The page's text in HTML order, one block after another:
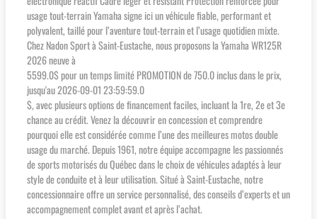
usage tout-terrain Yamaha signe ici un véhicule fiable, performant et
polyvalent, taillé pour l’aventure tout-terrain et l’usage quotidien mixte.
Chez Nadon Sport à Saint-Eustache, nous proposons la Yamaha WR125R
2026 neuve à
5599.0$ pour un temps limité PROMOTION de 750.0 inclus dans le prix,
jusqu'au 2026-09-01 23:59:59.0
$, avec plusieurs options de financement faciles, incluant la 1re, 2e et 3e
chance au crédit. Venez la découvrir en concession et comprendre
pourquoi elle est considérée comme l’une des meilleures motos double
usage du marché. Depuis 1961, notre équipe accompagne les passionnés
de sports motorisés du Québec dans le choix de véhicules adaptés à leur
style de conduite et à leur utilisation. Situé à Saint-Eustache, notre
concessionnaire offre un service personnalisé, des conseils d’experts et un
accompagnement complet avant et après l’achat.